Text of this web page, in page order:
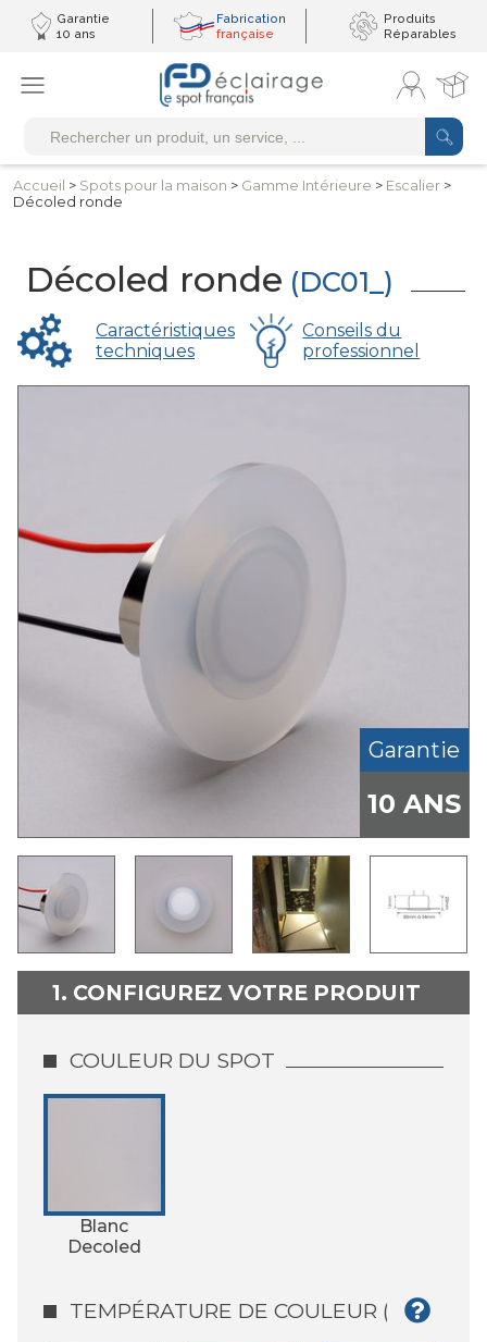
Garantie
10 ans
Fabrication
française
Produits
Réparables
Accueil > Spots pour la maison > Gamme Intérieure > Escalier >
Décoled ronde
Décoled ronde (DC01_)
Caractéristiques
techniques
Conseils du
professionnel
Garantie
10 ANS
1. CONFIGUREZ VOTRE PRODUIT
COULEUR DU SPOT
Blanc
Decoled
TEMPÉRATURE DE COULEUR (°K)